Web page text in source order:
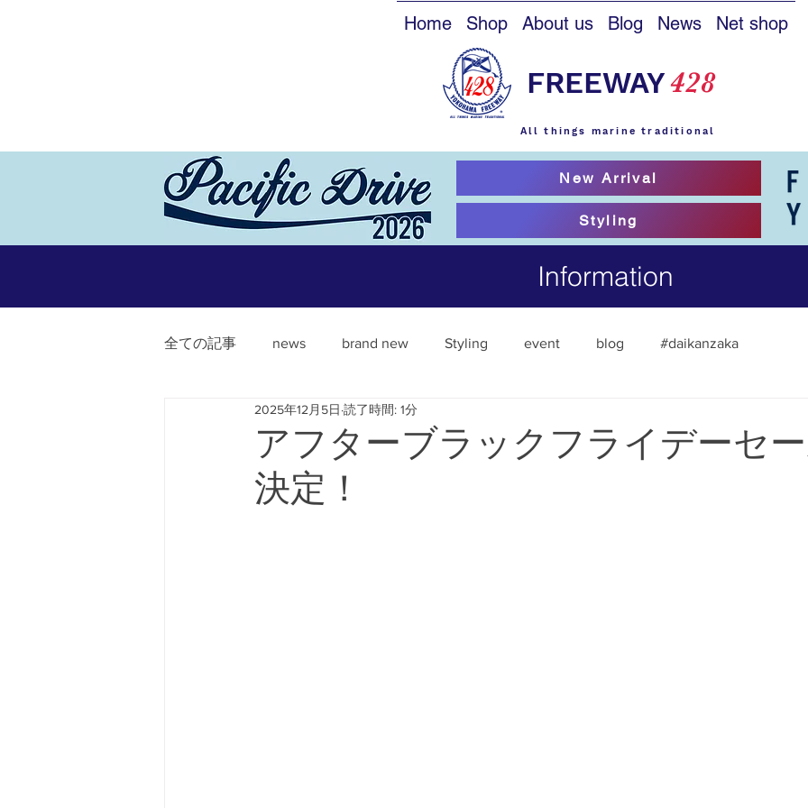
Home Shop About us Blog News Net shop
FREEWAY428
All things marine traditional
New Arrival
Styling
Information
全ての記事 news brand new Styling event blog #daikanzaka
#freeway428 #yokohamafreeway #横浜フリー
アフターブラックフライデーセ
決定！
2025年12月5日 読了時間: 1分